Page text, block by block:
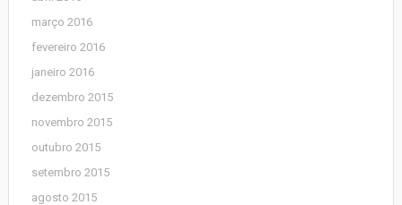
março 2016
fevereiro 2016
janeiro 2016
dezembro 2015
novembro 2015
outubro 2015
setembro 2015
agosto 2015